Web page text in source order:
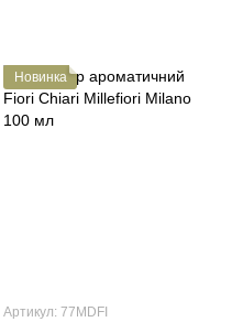
Новинка
Артикул: 77MDFI